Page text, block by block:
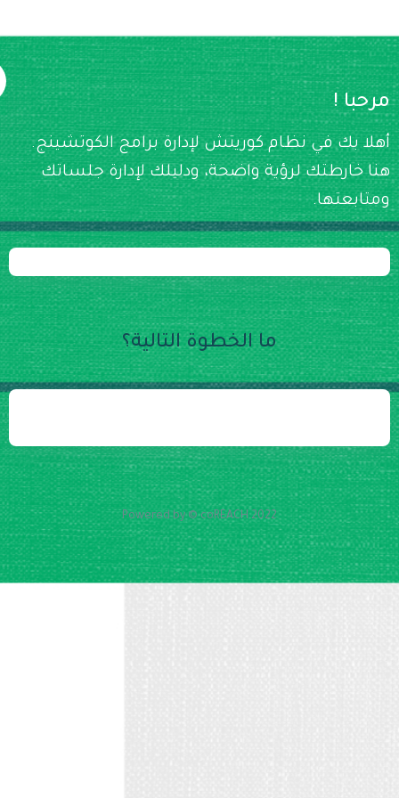
! مرحبا
أهلا بك في نظام كوريتش لإدارة برامج الكوتشينج.
هنا خارطتك لرؤية واضحة، ودليلك لإدارة جلساتك
ومتابعتها.
ما الخطوة التالية؟
Powered by © coREACH 2022